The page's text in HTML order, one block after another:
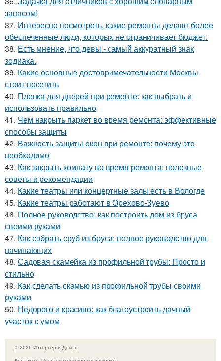
запасом!
37. Интересно посмотреть, какие ремонты делают более
обеспеченные люди, которых не ограничивает бюджет.
38. Есть мнение, что девы - самый аккуратный знак
зодиака.
39. Какие основные достопримечательности Москвы
стоит посетить
40. Пленка для дверей при ремонте: как выбрать и
использовать правильно
41. Чем накрыть паркет во время ремонта: эффективные
способы защиты
42. Важность защиты окон при ремонте: почему это
необходимо
43. Как закрыть комнату во время ремонта: полезные
советы и рекомендации
44. Какие театры или концертные залы есть в Вологде
45. Какие театры работают в Орехово-Зуево
46. Полное руководство: как построить дом из бруса
своими руками
47. Как собрать сруб из бруса: полное руководство для
начинающих
48. Садовая скамейка из профильной трубы: Просто и
стильно
49. Как сделать скамью из профильной трубы своими
руками
50. Недорого и красиво: как благоустроить дачный
участок с умом
© 2026 Интерьер и Декор